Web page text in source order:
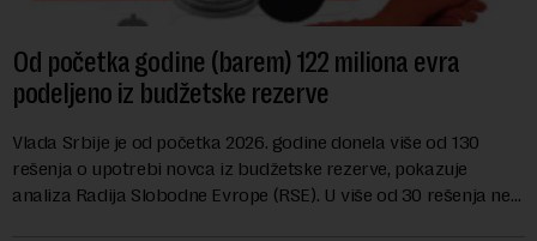
Od početka godine (barem) 122 miliona evra
podeljeno iz budžetske rezerve
Vlada Srbije je od početka 2026. godine donela više od 130
rešenja o upotrebi novca iz budžetske rezerve, pokazuje
analiza Radija Slobodne Evrope (RSE). U više od 30 rešenja ne